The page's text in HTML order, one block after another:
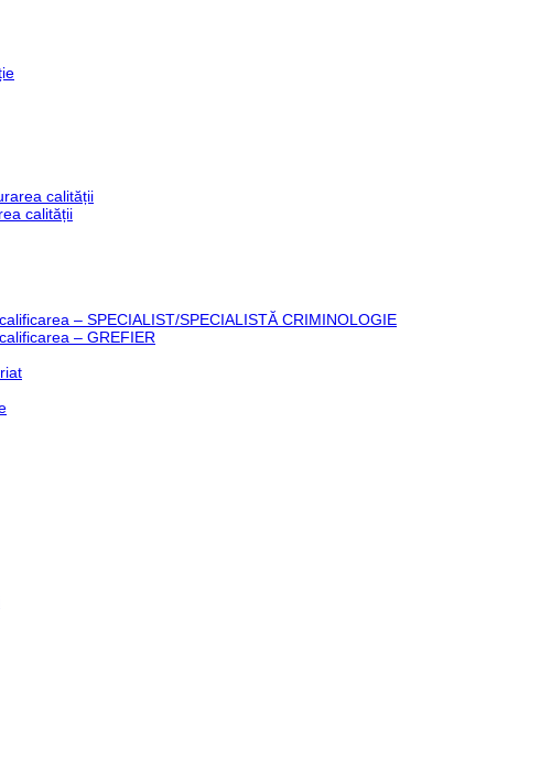
calității
calității
– SPECIALIST/SPECIALISTĂ CRIMINOLOGIE
– GREFIER